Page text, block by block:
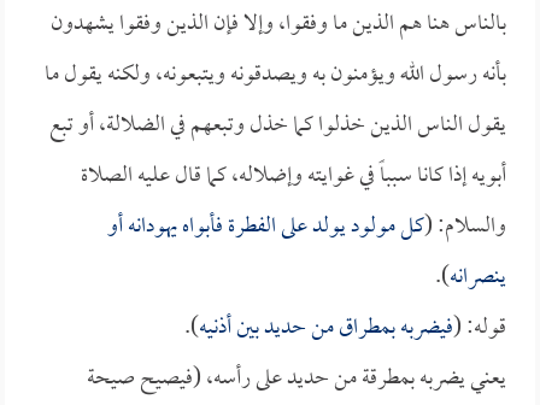
بالناس هنا هم الذين ما وفقوا، وإلا فإن الذين وفقوا يشهدون
بأنه رسول الله ويؤمنون به ويصدقونه ويتبعونه، ولكنه يقول ما
يقول الناس الذين خذلوا كما خذل وتبعهم في الضلالة، أو تبع
أبويه إذا كانا سبباً في غوايته وإضلاله، كما قال عليه الصلاة
والسلام: (كل مولود يولد على الفطرة فأبواه يهودانه أو
ينصرانه).
قوله: (فيضربه بمطراق من حديد بين أذنيه).
يعني يضربه بمطرقة من حديد على رأسه، (فيصيح صيحة